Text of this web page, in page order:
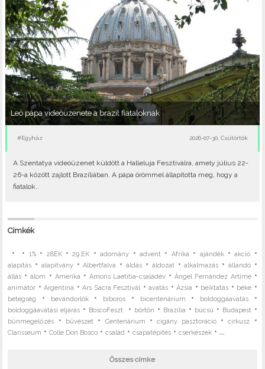
Leó pápa videóüzenete a brazil fiataloknak
#Egyház 2026-07-30, Csütörtök
A Szentatya videóüzenet küldött a Halleluja Fesztiválra, amely július 22-
26-a között zajlott Brazíliában. A pápa örömmel állapította meg, hogy a
fiatalok..
Címkék
• • 1%• 28EK•29.EK •adomány •advent • Afrika • ajándék•akció •
alapítás • alapítvány•Albertfalva •áldás • áldozat •alkalmazás • állandó•
állás •álom • Amerika • Amoris Laetitia-családév •Ángel Fernández Artime•
animátor •Argentína •Ars Sacra Fesztivál •avatás •Ázsia • beiktatás • béke •
betegség • bevándorlók• bíboros • bicentenárium • boldoggáavatás•
boldoggáavatási eljárás • BoscoFeszt • börtön • Brazília • búcsú • Budapest •
bűnmegelőzés • bűvészet • Centenárium •cigány pasztoráció•cirkusz •
Clarisseum •Colle Don Bosco •család •csapatépítés •cserkészek • ...
Összes címke